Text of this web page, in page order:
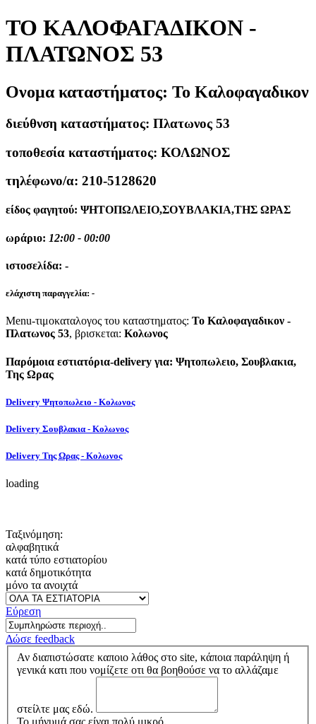
ΤΟ ΚΑΛΟΦΑΓΑΔΙΚΟΝ -
ΠΛΑΤΩΝΟΣ 53
Ονομα καταστήματος: Το Καλοφαγαδικον
διεύθνση καταστήματος: Πλατωνος 53
τοποθεσία καταστήματος: ΚΟΛΩΝΟΣ
τηλέφωνο/α: 210-5128620
είδος φαγητού: ΨΗΤΟΠΩΛΕΙΟ,ΣΟΥΒΛΑΚΙΑ,ΤΗΣ ΩΡΑΣ
ωράριο: 12:00 - 00:00
ιστοσελίδα: -
ελάχιστη παραγγελία: -
Menu-τιμοκαταλογος του καταστηματος: Το Καλοφαγαδικον -
Πλατωνος 53, βρισκεται: Κολωνος
Παρόμοια εστιατόρια-delivery για: Ψητοπωλειο, Σουβλακια,
Της Ωρας
Delivery Ψητοπωλειο - Κολωνος
Delivery Σουβλακια - Κολωνος
Delivery Της Ωρας - Κολωνος
loading
Ταξινόμηση:
αλφαβητικά
κατά τύπο εστιατορίου
κατά δημοτικότητα
μόνο τα ανοιχτά
Εύρεση
Δώσε feedback
Αν διαπιστώσατε καποιο λάθος στο site, κάποια παράληψη ή
γενικά κατι που νομίζετε οτι θα βοηθούσε να το αλλάζαμε
στείλτε μας εδώ.
Το μήνυμά σας είναι πολύ μικρό.